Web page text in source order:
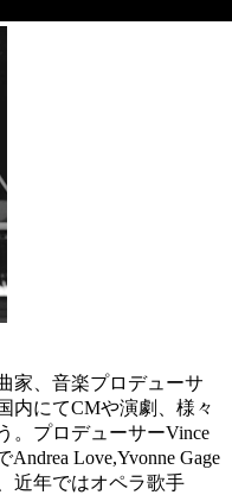
家、音楽プロデューサ
内にてCMや演劇、様々
。プロデューサーVince
Love,Yvonne Gage
近年ではオペラ歌手